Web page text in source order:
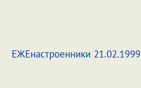
ЕЖЕнастроенники 21.02.1999